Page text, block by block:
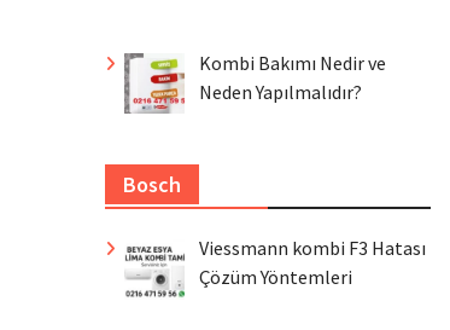
Kombi Bakımı Nedir ve
Neden Yapılmalıdır?
Bosch
Viessmann kombi F3 Hatası
Çözüm Yöntemleri